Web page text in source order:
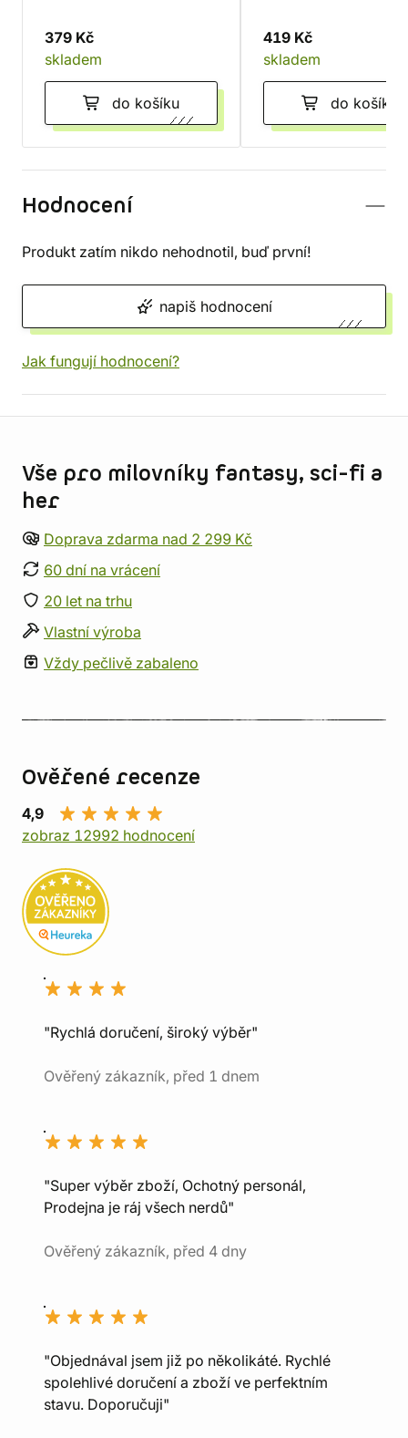
379 Kč
skladem
do košíku
419 Kč
skladem
do košíku
Hodnocení
Produkt zatím nikdo nehodnotil, buď první!
napiš hodnocení
Jak fungují hodnocení?
Vše pro milovníky fantasy, sci-fi a
her
Doprava zdarma nad 2 299 Kč
60 dní na vrácení
20 let na trhu
Vlastní výroba
Vždy pečlivě zabaleno
Ověřené recenze
4,9
zobraz 12992 hodnocení
"Rychlá doručení, široký výběr"
Ověřený zákazník, před 1 dnem
"Super výběr zboží, Ochotný personál,
Prodejna je ráj všech nerdů"
Ověřený zákazník, před 4 dny
"Objednával jsem již po několikáté. Rychlé
spolehlivé doručení a zboží ve perfektním
stavu. Doporučuji"